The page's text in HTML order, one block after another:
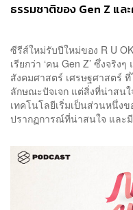
ธรรมชาติของ Gen Z แ
ซีรีส์ใหม่รับปีใหม่ของ R U
เรียกว่า ‘คน Gen Z’ ซึ่งจริ
สังคมศาสตร์ เศรษฐศาสตร์
ลักษณะปัจเจก แต่สิ่งที่น่าสน
เทคโนโลยีเริ่มเป็นส่วนหนึ่ง
ปรากฏการณ์ที่น่าสนใจ และ